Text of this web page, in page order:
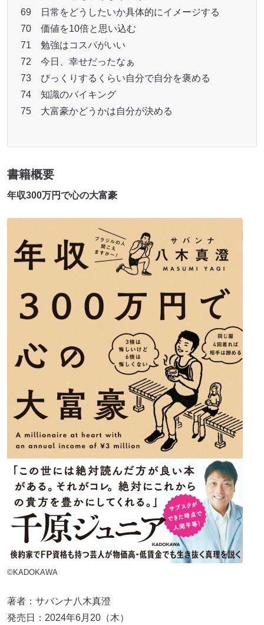
69 日常をどうしたいか具体的にイメージする
70 価値を10倍と思い込む
71 勉強はコスパがいい
72 今日、幸せだったなぁ
73 びっくりするくらい自分で自分を褒める
74 知識のバイキング
75 大富豪かどうかは自分が決める
書籍概要
年収300万円で心の大富豪
©KADOKAWA
著者：サバンナ八木真澄
発売日：2024年6月20（木）